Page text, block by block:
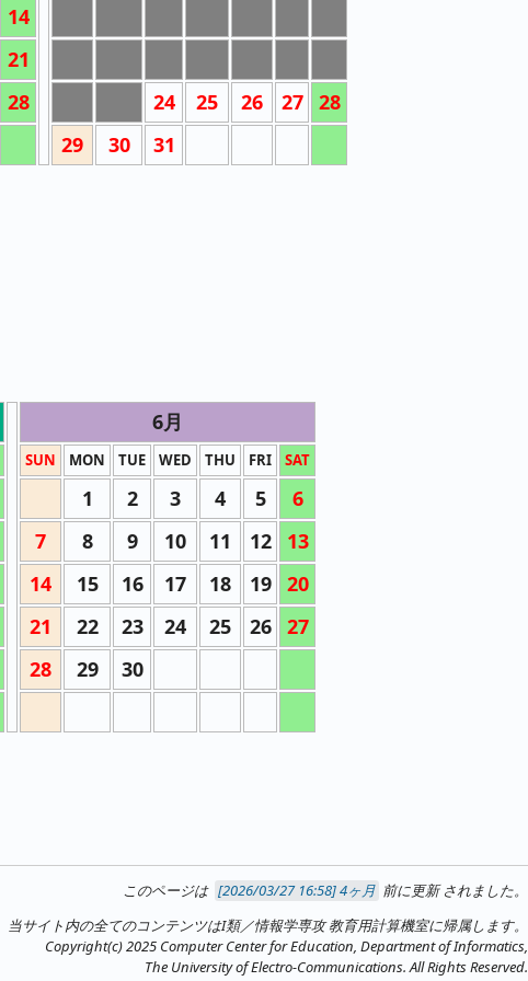
14
21
28 24 25 26 27
28
29 30 31
6月
SUN MON TUE WED THU FRI SAT
1 2 3 4 5
6
7 8 9 10 11 12
13
14 15 16 17 18 19
20
21 22 23 24 25 26
27
28 29
30
このページは 4ヶ月 前に更新されました。
当サイト内の全てのコンテンツはI類／情報学専攻 教育用計算機室に帰属します。
Copyright(c) 2025 Computer Center for Education, Department of Informatics,
The University of Electro-Communications. All Rights Reserved.